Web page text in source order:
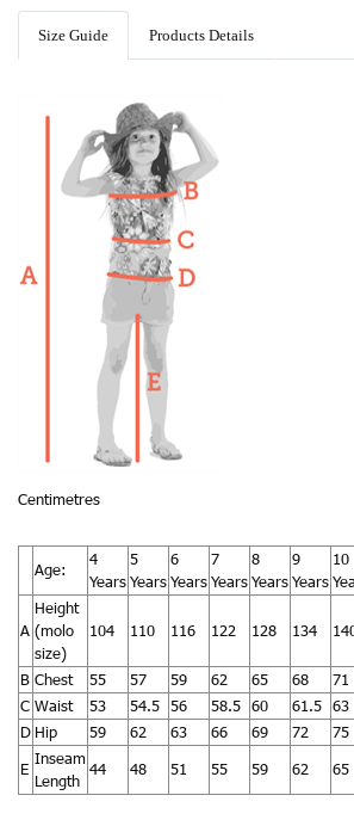
Size Guide Products Details
Centimetres
Age:
4
Years
5
Years
6
Years
7
Years
8
Years
9
Years
10
A
Height
(molo
size)
104 110 116 122 128 134
B Chest 55 57 59 62 65 68 71
C Waist 53 54.5 56 58.5 60 61.5 63
D Hip 59 62 63 66 69 72 75
E
Inseam
Length
44 48 51 55 59 62 65